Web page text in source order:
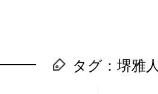
タグ：堺雅人